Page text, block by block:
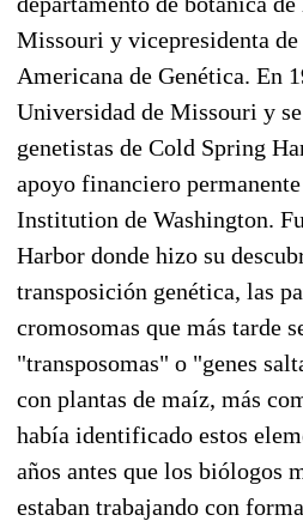
Missouri y vicepresidenta de
Americana de Genética. En
Universidad de Missouri y
genetistas de Cold Spring
apoyo financiero
Institution de Washington.
Harbor donde hizo su
transposición genética, las
cromosomas que más tarde
"transposomas" o "genes
con plantas de maíz, más
había identificado estos
años antes que los biólogos
estaban trabajando con